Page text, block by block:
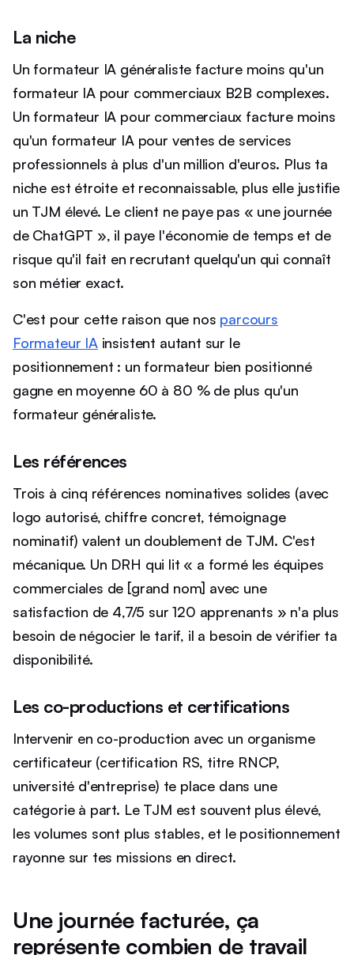
La niche
Un formateur IA généraliste facture moins qu'un
formateur IA pour commerciaux B2B complexes.
Un formateur IA pour commerciaux facture moins
qu'un formateur IA pour ventes de services
professionnels à plus d'un million d'euros. Plus ta
niche est étroite et reconnaissable, plus elle justifie
un TJM élevé. Le client ne paye pas « une journée
de ChatGPT », il paye l'économie de temps et de
risque qu'il fait en recrutant quelqu'un qui connaît
son métier exact.
C'est pour cette raison que nos parcours
Formateur IAinsistent autant sur le
positionnement : un formateur bien positionné
gagne en moyenne 60 à 80 % de plus qu'un
formateur généraliste.
Les références
Trois à cinq références nominatives solides (avec
logo autorisé, chiffre concret, témoignage
nominatif) valent un doublement de TJM. C'est
mécanique. Un DRH qui lit « a formé les équipes
commerciales de [grand nom] avec une
satisfaction de 4,7/5 sur 120 apprenants » n'a plus
besoin de négocier le tarif, il a besoin de vérifier ta
disponibilité.
Les co-productions et certifications
Intervenir en co-production avec un organisme
certificateur (certification RS, titre RNCP,
université d'entreprise) te place dans une
catégorie à part. Le TJM est souvent plus élevé,
les volumes sont plus stables, et le positionnement
rayonne sur tes missions en direct.
Une journée facturée, ça
représente combien de travail